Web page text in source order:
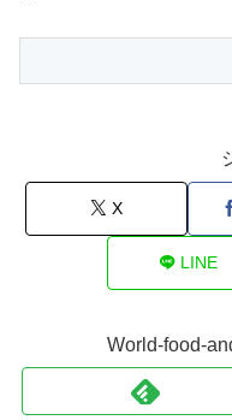
X
LINE
World-food-